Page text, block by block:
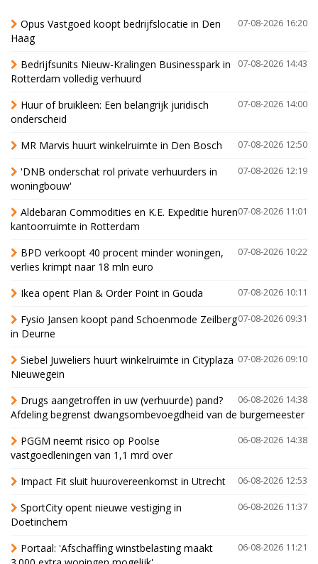
07-08-2026 16:20
Opus Vastgoed koopt bedrijfslocatie in Den
Haag
07-08-2026 14:43
Bedrijfsunits Nieuw-Kralingen Businesspark in
Rotterdam volledig verhuurd
07-08-2026 14:00
Huur of bruikleen: Een belangrijk juridisch
onderscheid
07-08-2026 12:50
MR Marvis huurt winkelruimte in Den Bosch
07-08-2026 12:19
'DNB onderschat rol private verhuurders in
woningbouw'
07-08-2026 11:01
Aldebaran Commodities en K.E. Expeditie huren
kantoorruimte in Rotterdam
07-08-2026 10:22
BPD verkoopt 40 procent minder woningen,
verlies krimpt naar 18 mln euro
07-08-2026 10:11
Ikea opent Plan & Order Point in Gouda
07-08-2026 09:31
Fysio Jansen koopt pand Schoenmode Zeilberg
in Deurne
07-08-2026 09:10
Siebel Juweliers huurt winkelruimte in Cityplaza
Nieuwegein
06-08-2026 14:38
Drugs aangetroffen in uw (verhuurde) pand?
Afdeling begrenst dwangsombevoegdheid van de burgemeester
06-08-2026 14:38
PGGM neemt risico op Poolse
vastgoedleningen van 1,1 mrd over
06-08-2026 12:53
Impact Fit sluit huurovereenkomst in Utrecht
06-08-2026 11:37
SportCity opent nieuwe vestiging in
Doetinchem
06-08-2026 11:21
Portaal: 'Afschaffing winstbelasting maakt